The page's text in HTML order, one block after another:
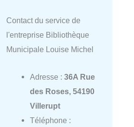
Contact du service de
l'entreprise Bibliothèque
Municipale Louise Michel
Adresse : 36A Rue
des Roses, 54190
Villerupt
Téléphone :